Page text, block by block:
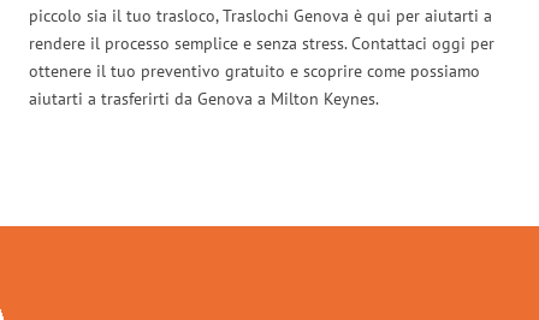
piccolo sia il tuo trasloco, Traslochi Genova è qui per aiutarti a
rendere il processo semplice e senza stress. Contattaci oggi per
ottenere il tuo preventivo gratuito e scoprire come possiamo
aiutarti a trasferirti da Genova a Milton Keynes.